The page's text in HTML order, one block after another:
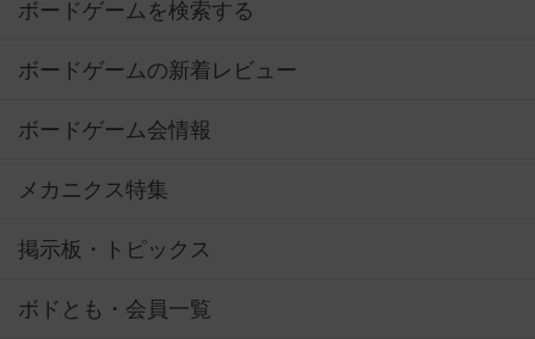
ボードゲームを検索する
ボードゲームの新着レビュー
ボードゲーム会情報
メカニクス特集
掲示板・トピックス
ボドとも・会員一覧